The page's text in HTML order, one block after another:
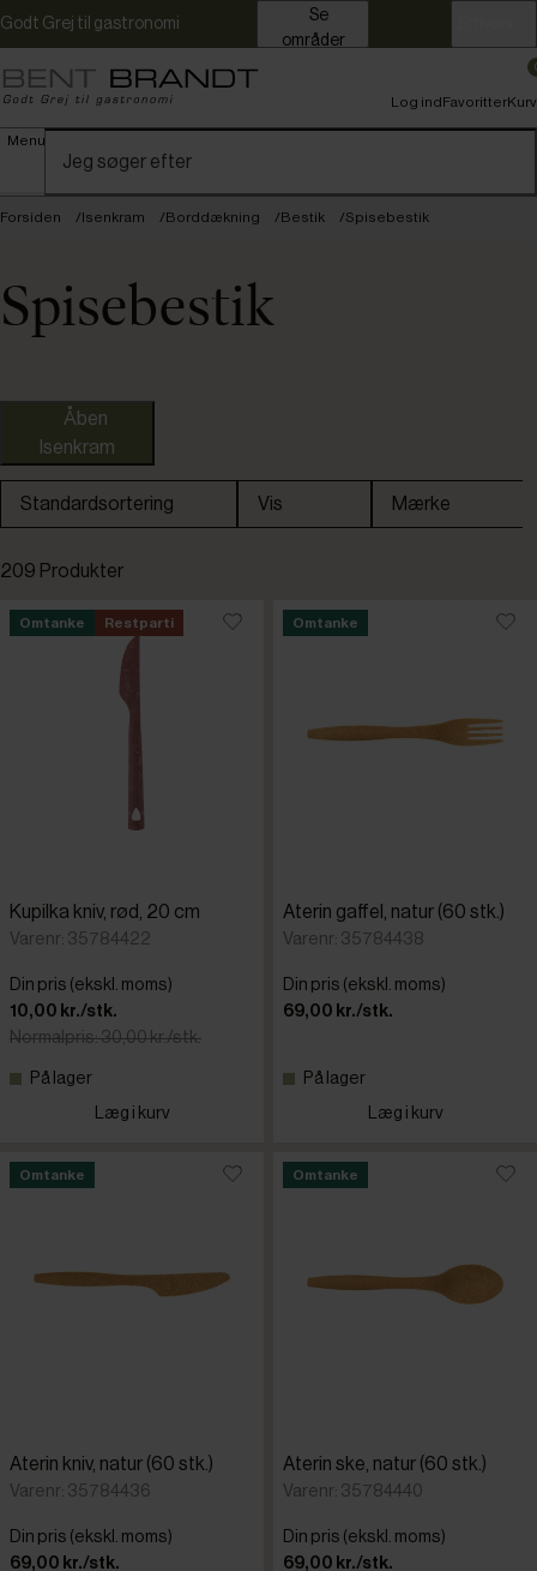
Godt Grej til gastronomi
områder
Menu
Log indFavoritterKurv
Forsiden Isenkram Borddækning Bestik Spisebestik
Spisebestik
Isenkram
Standardsortering
Laveste pris
Tilføjet for nylig
Vis
Kampagnevare
Restpartier
Mærke
Amefa
Guy
Kupilka
209 Produkter
Omtanke Restparti
Kupilka kniv, rød, 20 cm
Varenr: 35784422
Din pris (ekskl. moms)
10,00 kr./stk.
Normalpris: 30,00 kr./stk.
På lager
Læg i kurv
Omtanke
Aterin gaffel, natur (60 stk.)
Varenr: 35784438
Din pris (ekskl. moms)
69,00 kr./stk.
På lager
Læg i kurv
Omtanke
Aterin kniv, natur (60 stk.)
Varenr: 35784436
Din pris (ekskl. moms)
69,00 kr./stk.
Omtanke
Aterin ske, natur (60 stk.)
Varenr: 35784440
Din pris (ekskl. moms)
69,00 kr./stk.